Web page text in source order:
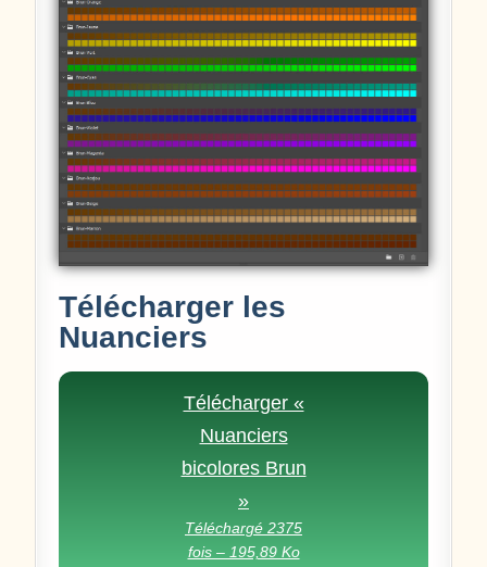
Télécharger les
Nuanciers
Télécharger «
Nuanciers
bicolores Brun
»
Téléchargé 2375
fois – 195,89 Ko